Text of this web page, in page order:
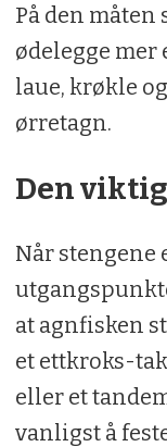
På den
ødelegge mer
laue, krøkle
ørretagn.
Den
Når stengene
at agnfisken
et ettkroks-
eller et
vanligst å